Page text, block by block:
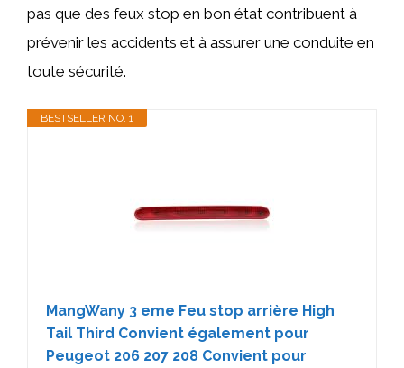
pas que des feux stop en bon état contribuent à
prévenir les accidents et à assurer une conduite en
toute sécurité.
BESTSELLER NO. 1
MangWany 3 eme Feu stop arrière High
Tail Third Convient également pour
Peugeot 206 207 208 Convient pour